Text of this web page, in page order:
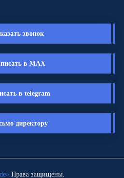
звонок
в MAX
в telegram
директору
Права защищены.